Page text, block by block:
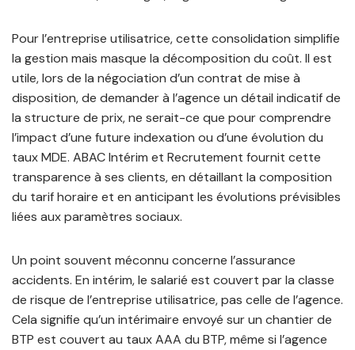
Pour l’entreprise utilisatrice, cette consolidation simplifie
la gestion mais masque la décomposition du coût. Il est
utile, lors de la négociation d’un contrat de mise à
disposition, de demander à l’agence un détail indicatif de
la structure de prix, ne serait-ce que pour comprendre
l’impact d’une future indexation ou d’une évolution du
taux MDE. ABAC Intérim et Recrutement fournit cette
transparence à ses clients, en détaillant la composition
du tarif horaire et en anticipant les évolutions prévisibles
liées aux paramètres sociaux.
Un point souvent méconnu concerne l’assurance
accidents. En intérim, le salarié est couvert par la classe
de risque de l’entreprise utilisatrice, pas celle de l’agence.
Cela signifie qu’un intérimaire envoyé sur un chantier de
BTP est couvert au taux AAA du BTP, même si l’agence